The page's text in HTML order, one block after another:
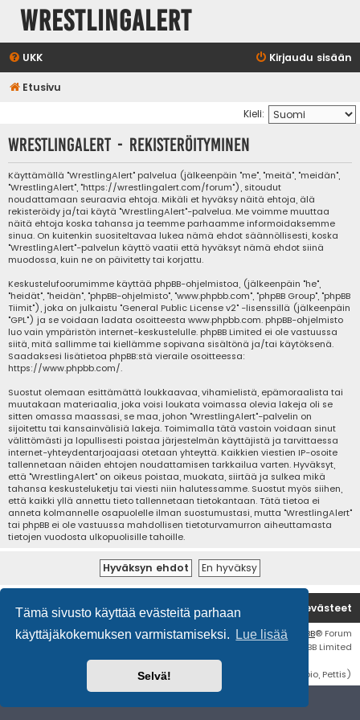
Tämä sivusto käyttää evästeitä parhaan
käyttäjäkokemuksen varmistamiseksi.
Lue lisää
Selvä!
WrestlingAlert
UKK Kirjaudu sisään
Etusivu
Kieli:
WrestlingAlert - Rekisteröityminen
Käyttämällä "WrestlingAlert" palvelua (jälkeenpäin "me", "meitä", "meidän",
"WrestlingAlert", "https://wrestlingalert.com/forum"), sitoudut
noudattamaan seuraavia ehtoja. Mikäli et hyväksy näitä ehtoja, älä
rekisteröidy ja/tai käytä "WrestlingAlert"-palvelua. Me voimme muuttaa
näitä ehtoja koska tahansa ja teemme parhaamme informoidaksemme
sinua. On kuitenkin suositeltavaa lukea nämä ehdot säännöllisesti, koska
"WrestlingAlert"-palvelun käyttö vaatii että hyväksyt nämä ehdot siinä
muodossa, kuin ne on päivitetty tai korjattu.
Keskustelufoorumimme käyttää phpBB-ohjelmistoa, (jälkeenpäin "he",
"heidät", "heidän", "phpBB-ohjelmisto", "www.phpbb.com", "phpBB Group", "phpBB
Tiimit"), joka on julkaistu "General Public License v2" -lisenssillä (jälkeenpäin
"GPL") ja se voidaan ladata osoitteesta www.phpbb.com. phpBB-ohjelmisto
luo vain ympäristön internet-keskustelulle. phpBB Limited ei ole vastuussa
siitä, mitä sallimme tai kiellämme sopivana sisältönä ja/tai käytöksenä.
Saadaksesi lisätietoa phpBB:stä vieraile osoitteessa:
https://www.phpbb.com/.
Suostut olemaan esittämättä loukkaavaa, vihamielistä, epämoraalista tai
muutakaan materiaalia, joka voisi loukata voimassa olevia lakeja oli se
sitten omassa maassasi, se maa, johon "WrestlingAlert"-palvelin on
sijoitettu tai kansainvälisiä lakeja. Toimimalla tätä vastoin voidaan sinut
välittömästi ja lopullisesti poistaa järjestelmän käyttäjistä ja tarvittaessa
internet-yhteydentarjoajaasi otetaan yhteyttä. Kaikkien viestien IP-osoite
tallennetaan näiden ehtojen noudattamisen tarkkailua varten. Hyväksyt,
että "WrestlingAlert" on oikeus poistaa, muokata, siirtää ja sulkea mikä
tahansa keskusteluketju tai viesti niin halutessamme. Suostut myös siihen,
että kaikki yllä annettu tieto tallennetaan tietokantaan. Tätä tietoa ei
anneta kolmannelle osapuolelle ilman suostumustasi, mutta "WrestlingAlert"
tai phpBB ei ole vastuussa mahdollisen tietoturvamurron aiheuttamasta
tietojen vuodosta ulkopuolisille tahoille.
Etusivu Poista evästeet
Flat Style byIan Bradley• Keskustelufoorumin ohjelmisto phpBB® Forum
Software © phpBB Limited
Käännös: phpBB Suomi (lurttinen, harritapio, Pettis)